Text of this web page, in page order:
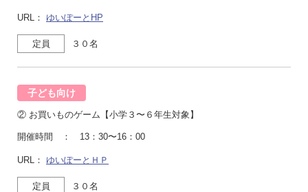
URL： ゆいぽーとHP
定員 ３０名
子ども向け
② お買いものゲーム【小学３〜６年生対象】
開催時間 ： 13：30〜16：00
URL： ゆいぽーとＨＰ
定員 ３０名